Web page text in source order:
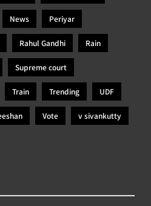
News Periyar
Rahul Gandhi Rain
Supreme court
Train Trending UDF
Vote v sivankutty